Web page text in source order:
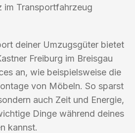
im Transportfahrzeug
deiner Umzugsgüter bietet
Freiburg im Breisgau
an, wie beispielsweise die
von Möbeln. So sparst
auch Zeit und Energie,
Dinge während deines
kannst.